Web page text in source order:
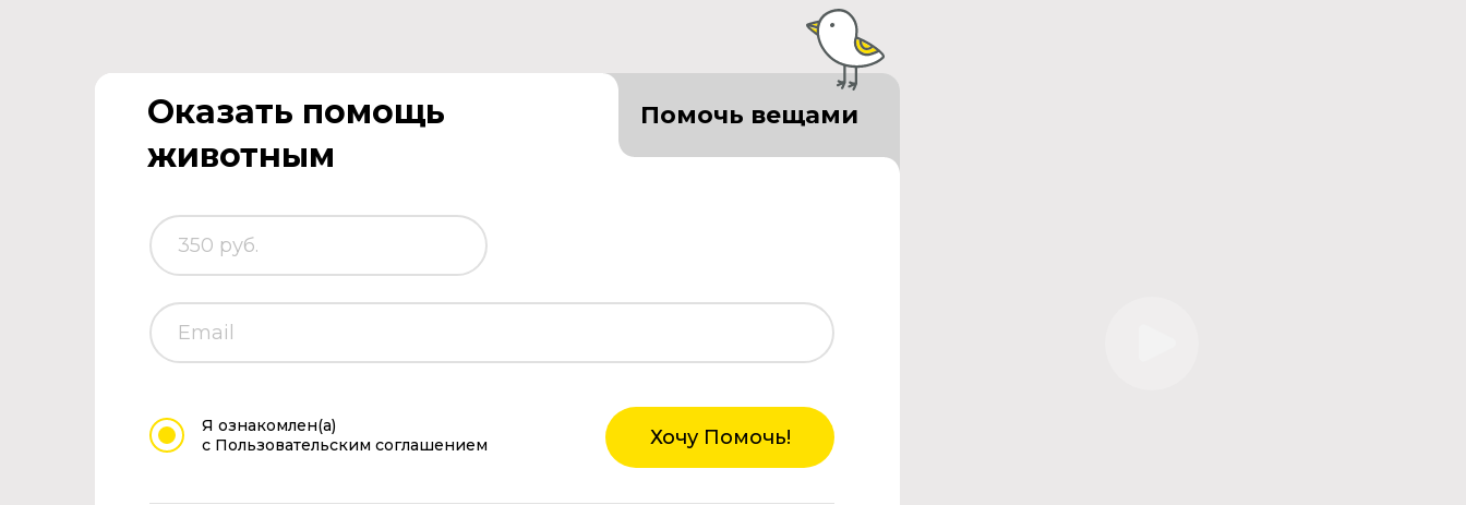
Оказать помощь
животным
Помочь вещами
Я ознакомлен(а)
с Пользовательским соглашением
Хочу Помочь!